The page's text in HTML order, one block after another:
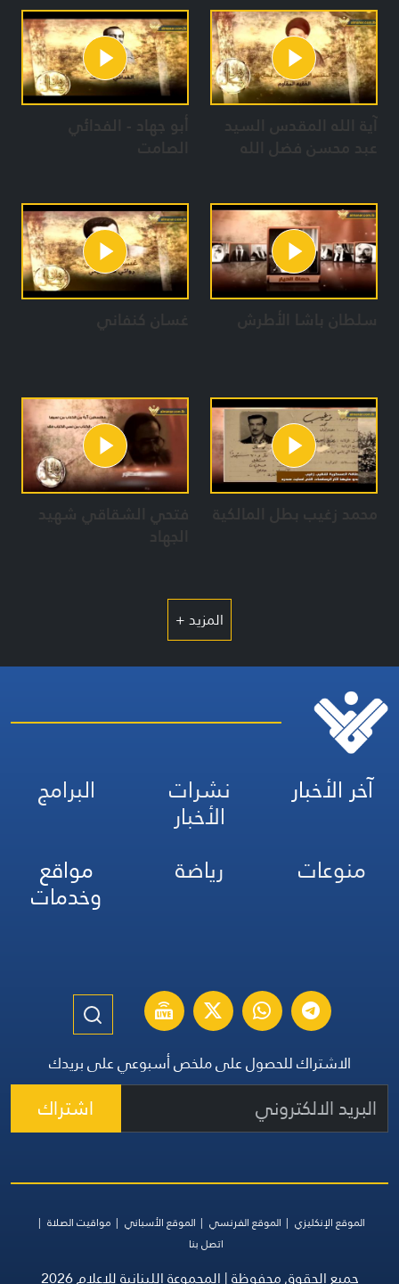
آية الله المقدس السيد
عبد محسن فضل الله
أبو جهاد - الفدائي
الصامت
سلطان باشا الأطرش غسان كنفاني
محمد زغيب بطل المالكية فتحي الشقاقي شهيد
الجهاد
المزيد +
آخر الأخبار نشرات
الأخبار
البرامج
منوعات
رياضة مواقع
وخدمات
الاشتراك للحصول على ملخص أسبوعي على بريدك
اشتراك
الموقع الإنكليزي الموقع الفرنسي الموقع الأسباني
مواقيت الصلاة
اتصل بنا
جميع الحقوق محفوظة | المجموعة اللبنانية للإعلام 2026